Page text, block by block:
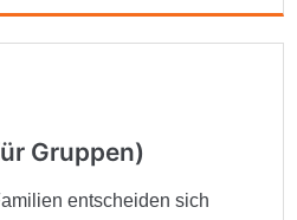
Gruppen)
entscheiden sich